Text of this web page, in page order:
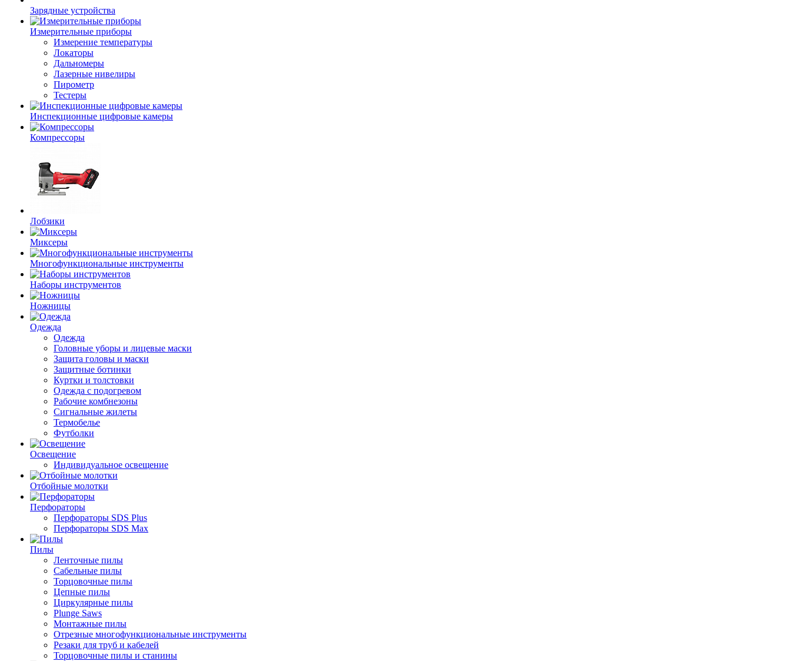
Зарядные устройства
Измерительные приборы
Измерение температуры
Локаторы
Дальномеры
Лазерные нивелиры
Пирометр
Тестеры
Инспекционные цифровые камеры
Компрессоры
Лобзики
Миксеры
Многофункциональные инструменты
Наборы инструментов
Ножницы
Одежда
Одежда
Головные уборы и лицевые маски
Защита головы и маски
Защитные ботинки
Куртки и толстовки
Одежда с подогревом
Рабочие комбнезоны
Сигнальные жилеты
Термобелье
Футболки
Освещение
Индивидуальное освещение
Отбойные молотки
Перфораторы
Перфораторы SDS Plus
Перфораторы SDS Max
Пилы
Ленточные пилы
Сабельные пилы
Торцовочные пилы
Цепные пилы
Циркулярные пилы
Plunge Saws
Монтажные пилы
Отрезные многофункциональные инструменты
Резаки для труб и кабелей
Торцовочные пилы и станины